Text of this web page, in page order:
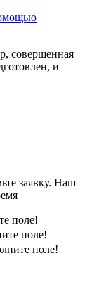
совершенная
и
заявку. Наш
поле!
поле!
поле!